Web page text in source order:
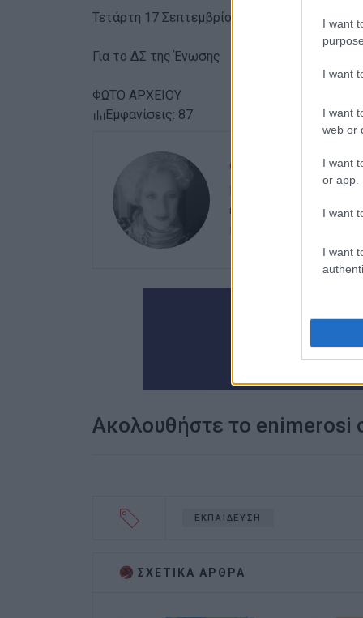
I want
I want
I want
web or
I want
or app.
I want
I want
Τετάρτη 17 Σεπτεμβρίου στις 13:30, στην
Για το ΔΣ της Ένωσης
ΦΩΤΟ ΑΡΧΕΙΟΥ
Εμφανίσεις: 87
ΕΛΕΝΗ ΚΟΡΩΝΑΚΗ
Εργάζεται στις
ευθύνης. Ειδικεύεται
Ακολουθήστε το enimerosi
ΕΚΠΑΙΔΕΥΣΗ
ΣΧΕΤΙΚA AΡΘΡΑ